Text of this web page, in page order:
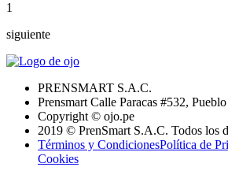
1
siguiente
PRENSMART S.A.C.
Prensmart Calle Paracas #532,
Copyright © ojo.pe
2019 © PrenSmart S.A.C. Todos los
Términos y CondicionesPolítica de
Cookies